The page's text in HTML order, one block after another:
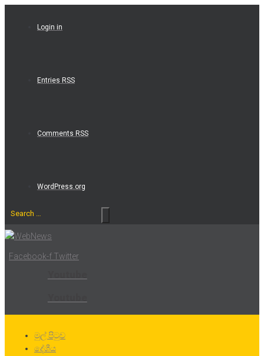
Login in
Entries RSS
Comments RSS
WordPress.org
Search
Facebook-f Twitter
මුල් පිටුව
දේශීය